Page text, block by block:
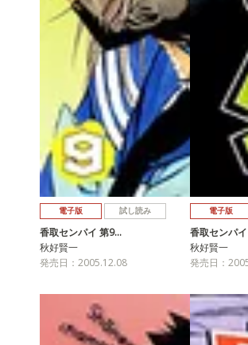
電子版 試し読み
香取センパイ 第9…
秋好賢一
発売日：2005.12.08
電子版
香取センパ
秋好賢一
発売日：